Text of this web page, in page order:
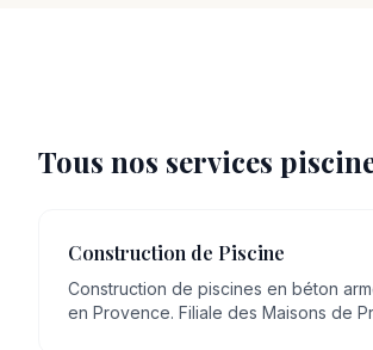
Tous nos services
Construction de Piscine
Construction de piscines en béton
en Provence. Filiale des Maisons de